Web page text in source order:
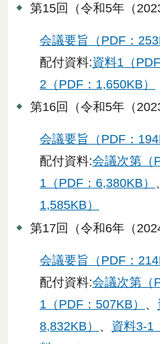
第15回（令和5年（
会議要旨（PDF：
配付資料:資料1（
2（PDF：1,650KB）
第16回（令和5年（
会議要旨（PDF：
配付資料:会議次第（
1（PDF：6,380KB） 、
1,585KB）
第17回（令和6年（
会議要旨（PDF：
配付資料:会議次第（
1（PDF：507KB） 、
8,832KB） 、 資料3-1